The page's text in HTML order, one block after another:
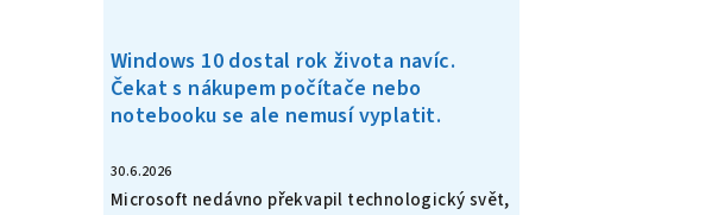
Windows 10 dostal rok života navíc.
Čekat s nákupem počítače nebo
notebooku se ale nemusí vyplatit.
30.6.2026
Microsoft nedávno překvapil technologický svět,